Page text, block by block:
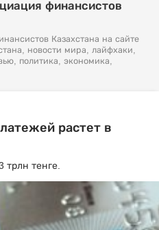
финансистов
Казахстана на сайте
новости мира, лайфхаки,
политика, экономика,
растет в
трлн тенге.